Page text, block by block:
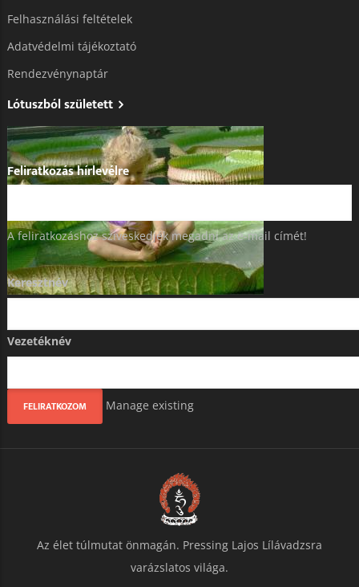
Felhasználási feltételek
Adatvédelmi tájékoztató​
Rendezvénynaptár
Lótuszból született
Feliratkozás hírlevélre
A feliratkozáshoz szíveskedjék megadni az e-mail címét!
Keresztnév
Vezetéknév
Manage existing
Az élet túlmutat önmagán. Pressing Lajos Lílávadzsra
varázslatos világa.